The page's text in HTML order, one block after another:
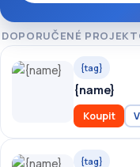
DOPORUČENÉ
{tag}
{name}
Koupit
{tag}